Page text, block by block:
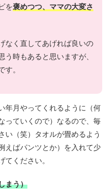
を褒めつつ、ママの大変さ
なく直してあげれば良いの
時もあると思いますが、
。
年月やってくれるように（何
っていくので）なるので、毎
い（笑）タオルが畳めるよう
えばパンツとか）を入れて少
てください。
まう）